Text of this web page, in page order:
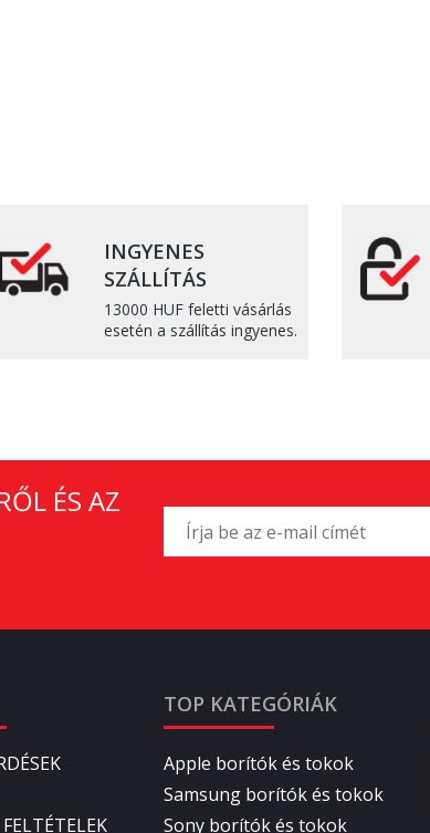
INGYENES
SZÁLLÍTÁS
13000 HUF feletti vásárlás
esetén a szállítás ingyenes.
ÉS AZ
TOP KATEGÓRIÁK
Apple borítók és tokok
Samsung borítók és tokok
Sony borítók és tokok